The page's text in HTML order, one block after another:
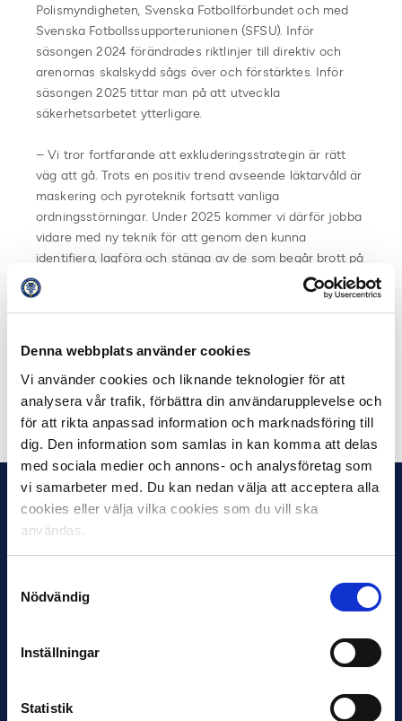
Denna webbplats använder cookies
Vi använder cookies och liknande teknologier för att
analysera vår trafik, förbättra din användarupplevelse och
för att rikta anpassad information och marknadsföring till
dig. Den information som samlas in kan komma att delas
med sociala medier och annons- och analysföretag som
vi samarbeter med. Du kan nedan välja att acceptera alla
cookies eller välja vilka cookies som du vill ska
användas.
Nödvändig
Inställningar
Statistik
Polismyndigheten, Svenska Fotbollförbundet och med
Svenska Fotbollssupporterunionen (SFSU). Inför
säsongen 2024 förändrades riktlinjer till direktiv och
arenornas skalskydd sågs över och förstärktes. Inför
säsongen 2025 tittar man på att utveckla
säkerhetsarbetet ytterligare.
– Vi tror fortfarande att exkluderingsstrategin är rätt
väg att gå. Trots en positiv trend avseende läktarvåld är
maskering och pyroteknik fortsatt vanliga
ordningsstörningar. Under 2025 kommer vi därför jobba
vidare med ny teknik för att genom den kunna
identifiera, lagföra och stänga av de som begår brott på
våra arenor.
idrottsevenemang att presenteras inför säsongsstart.
Dela på Facebook Dela på Twitter